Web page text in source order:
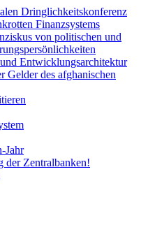
Dringlichkeitskonferenz
Finanzsystems
von politischen und
Entwicklungsarchitektur
Gelder des afghanischen
Jahr
der Zentralbanken!